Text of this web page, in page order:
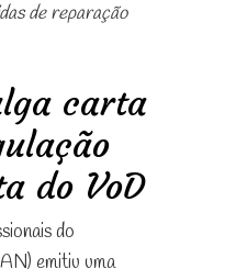
de reparação
carta
do VoD
do
emitiu uma